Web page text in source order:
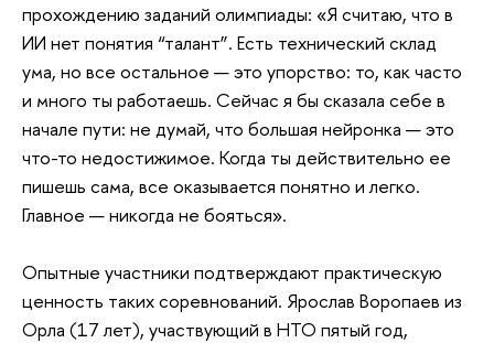
прохождению заданий олимпиады: «Я считаю, что в
ИИ нет понятия “талант”. Есть технический склад
ума, но все остальное — это упорство: то, как часто
и много ты работаешь. Сейчас я бы сказала себе в
начале пути: не думай, что большая нейронка — это
что-то недостижимое. Когда ты действительно ее
пишешь сама, все оказывается понятно и легко.
Главное — никогда не бояться».
Опытные участники подтверждают практическую
ценность таких соревнований. Ярослав Воропаев из
Орла (17 лет), участвующий в НТО пятый год,